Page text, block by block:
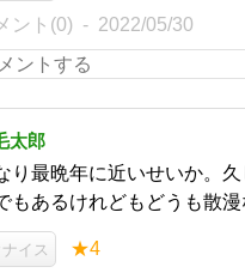
ント(0) 2022/05/30
太郎
り最晩年に近いせいか。
もあるけれどもどうも散漫
ナイス ★4